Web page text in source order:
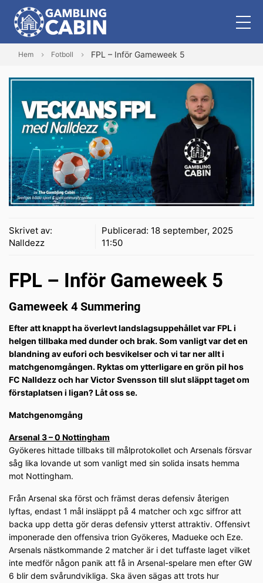
Hem Fotboll FPL – Inför Gameweek 5
Skrivet av:
Nalldezz
Publicerad: 18 september, 2025
11:50
FPL – Inför Gameweek 5
Gameweek 4 Summering
Efter att knappt ha överlevt landslagsuppehållet var FPL i
helgen tillbaka med dunder och brak. Som vanligt var det en
blandning av eufori och besvikelser och vi tar ner allt i
matchgenomgången. Ryktas om ytterligare en grön pil hos
FC Nalldezz och har Victor Svensson till slut släppt taget om
förstaplatsen i ligan? Låt oss se.
Matchgenomgång
Arsenal 3 – 0 Nottingham
Gyökeres hittade tillbaks till målprotokollet och Arsenals försvar
såg lika lovande ut som vanligt med sin solida insats hemma
mot Nottingham.
Från Arsenal ska först och främst deras defensiv återigen
lyftas, endast 1 mål insläppt på 4 matcher och xgc siffror att
backa upp detta gör deras defensiv ytterst attraktiv. Offensivt
imponerade den offensiva trion Gyökeres, Madueke och Eze.
Arsenals nästkommande 2 matcher är i det tuffaste laget vilket
inte medför någon panik att få in Arsenal-spelare men efter GW
6 blir dem svårundvikliga. Ska även sägas att trots hur